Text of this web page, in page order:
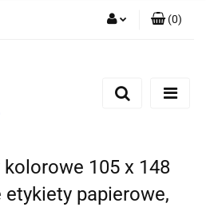
Zarejestruj się
(0)
kolorowe 105 x 148
papierowe,